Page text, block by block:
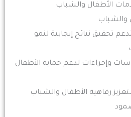
الأطفال والشباب
والشباب
تحقيق نتائج إيجابية لنمو
وإجراءات لدعم حماية الأطفال
رفاهية الأطفال والشباب